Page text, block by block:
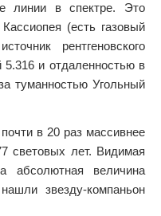
линии в спектре. Это
(есть газовый
рентгеновского
5.316 и отдаленностью в
туманностью Угольный
в 20 раз массивнее
световых лет. Видимая
абсолютная величина
звезду-компаньон